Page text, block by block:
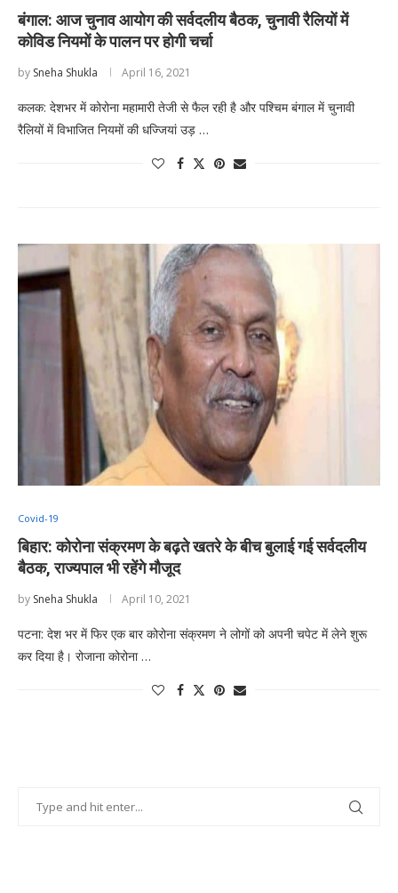
बंगाल: आज चुनाव आयोग की सर्वदलीय बैठक, चुनावी रैलियों में
कोविड नियमों के पालन पर होगी चर्चा
by Sneha Shukla April 16, 2021
कलक: देशभर में कोरोना महामारी तेजी से फैल रही है और पश्चिम बंगाल में चुनावी
रैलियों में विभाजित नियमों की धज्जियां उड़ …
Covid-19
बिहार: कोरोना संक्रमण के बढ़ते खतरे के बीच बुलाई गई सर्वदलीय
बैठक, राज्यपाल भी रहेंगे मौजूद
by Sneha Shukla April 10, 2021
पटना: देश भर में फिर एक बार कोरोना संक्रमण ने लोगों को अपनी चपेट में लेने शुरू
कर दिया है। रोजाना कोरोना …